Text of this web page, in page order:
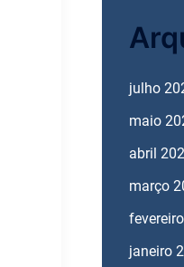
julho
maio
abril
março
janeiro